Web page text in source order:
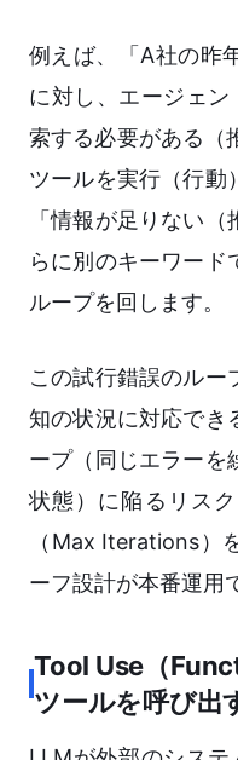
例えば、「A社の昨
に対し、エージェ
索する必要がある（
ツールを実行（行動
「情報が足りない
らに別のキーワード
ループを回します。
この試行錯誤のルー
知の状況に対応でき
ープ（同じエラーを
状態）に陥るリス
（Max Iterations）
ーフ設計が本番運用
Tool Use（
ツールを呼び出